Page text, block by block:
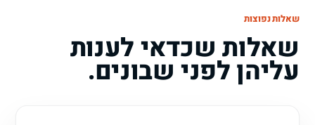
שאלות נפוצות
שאלות שכדאי לענות
עליהן לפני שבונים.